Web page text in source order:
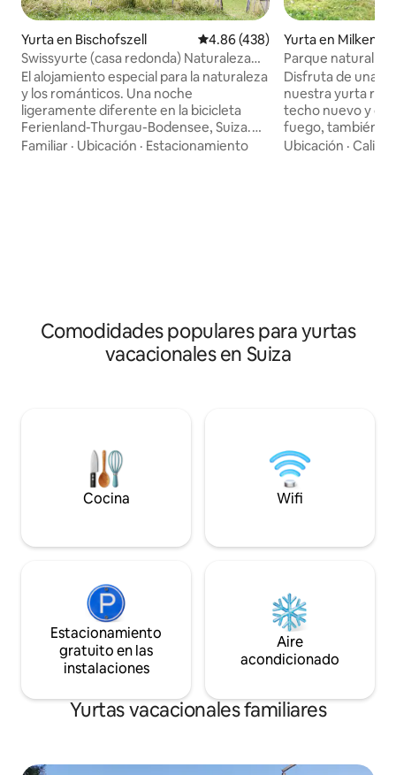
Yurta en Bischofszell Calificación promedio: 4.86 de
4.86 (438)
Swissyurte (casa redonda) Naturaleza
pura Ideal para 2 personas
El alojamiento especial para la naturaleza
y los románticos. Una noche
ligeramente diferente en la bicicleta
Ferienland-Thurgau-Bodensee, Suiza.
Jurte para no fumadores de 5 m de
Familiar · Ubicación · Estacionamiento
Yurta en Milken
Parque natural
Disfruta de una
nuestra yurta
techo nuevo y
fuego, también
en invierno! Una
Ubicación ·
Comodidades populares para yurtas
vacacionales en Suiza
Cocina Wifi
Estacionamiento
gratuito en las
instalaciones
Aire
acondicionado
Yurtas vacacionales familiares